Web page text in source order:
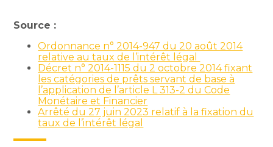
Source :
Ordonnance n° 2014-947 du 20 août 2014
relative au taux de l’intérêt légal
Décret n° 2014-1115 du 2 octobre 2014 fixant
les catégories de prêts servant de base à
l’application de l’article L 313-2 du Code
Monétaire et Financier
Arrêté du 27 juin 2023 relatif à la fixation du
taux de l’intérêt légal